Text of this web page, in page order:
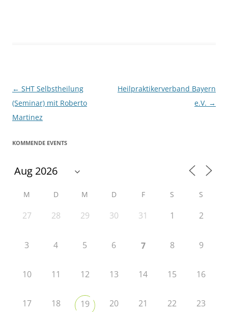
Beitragsnavigation
← SHT Selbstheilung
(Seminar) mit Roberto
Martinez
Heilpraktikerverband Bayern
e.V. →
KOMMENDE EVENTS
M D M D F S S
27 28 29 30 31 1 2
3 4 5 6 7 8 9
10 11 12 13 14 15 16
17 18 19 20 21 22 23